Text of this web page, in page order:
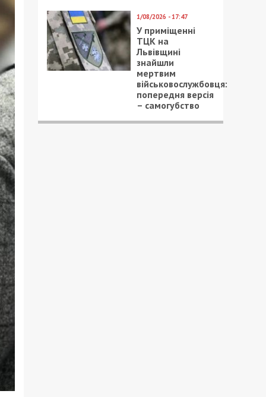
1/08/2026 - 17:47
У приміщенні
ТЦК на
Львівщині
знайшли
мертвим
військовослужбовця:
попередня версія
– самогубство